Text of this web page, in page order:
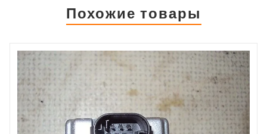
Похожие товары